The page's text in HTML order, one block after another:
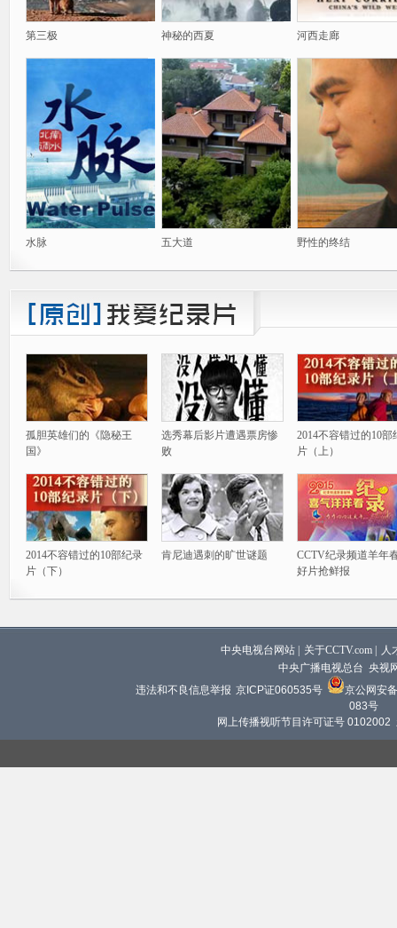
第三极 神秘的西夏 河西走廊
水脉 五大道 野性的终结
孤胆英雄们的《隐秘王
国》
选秀幕后影片遭遇票房惨
败
2014不容错过的10部
片（上）
2014不容错过的10部纪录
片（下）
肯尼迪遇刺的旷世谜题
CCTV纪录频道羊年
好片抢鲜报
中央电视台网站 关于CCTV.com
人
中央广播电视总台 央视
违法和不良信息举报 京ICP证060535号
京公网安
083号
网上传播视听节目许可证号